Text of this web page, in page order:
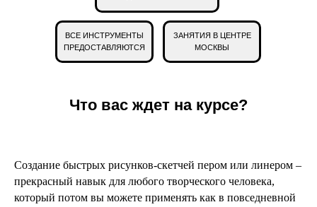
ВСЕ ИНСТРУМЕНТЫ
ПРЕДОСТАВЛЯЮТСЯ
ЗАНЯТИЯ В ЦЕНТРЕ
МОСКВЫ
Создание быстрых рисунков-скетчей пером или линером –
прекрасный навык для любого творческого человека,
который потом вы можете применять как в повседневной